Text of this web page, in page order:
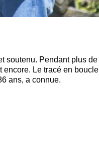
soutenu. Pendant plus de
encore. Le tracé en boucle
ans, a connue.